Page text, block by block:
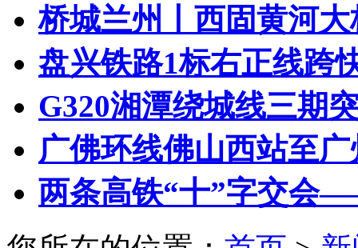
桥城兰州丨西固黄河
盘兴铁路1标右正线跨
G320湘潭绕城线三期
广佛环线佛山西站至
两条高铁“十”字交会